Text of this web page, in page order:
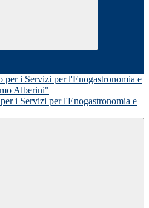
per i Servizi per l'Enogastronomia e